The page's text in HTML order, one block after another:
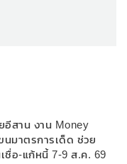
สาน งาน Money
นมาตรการเด็ด ช่วย
ชื่อ-แก้หนี้ 7-9 ส.ค. 69